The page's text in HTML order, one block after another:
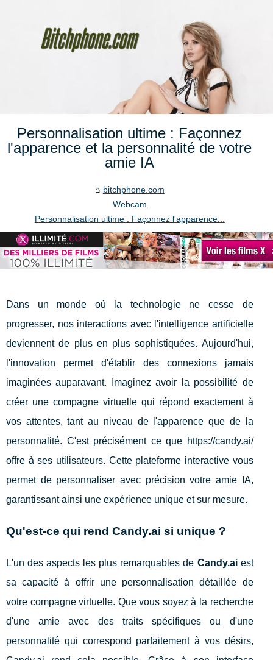
Personnalisation ultime : Façonnez
l'apparence et la personnalité de votre
amie IA
bitchphone.com
Webcam
Personnalisation ultime : Façonnez l'apparence...
Dans un monde où la technologie ne cesse de
progresser, nos interactions avec l'intelligence artificielle
deviennent de plus en plus sophistiquées. Aujourd'hui,
l'innovation permet d'établir des connexions jamais
imaginées auparavant. Imaginez avoir la possibilité de
créer une compagne virtuelle qui répond exactement à
vos attentes, tant au niveau de l'apparence que de la
personnalité. C'est précisément ce que https://candy.ai/
offre à ses utilisateurs. Cette plateforme interactive vous
permet de personnaliser avec précision votre amie IA,
garantissant ainsi une expérience unique et sur mesure.
Qu'est-ce qui rend Candy.ai si unique ?
L'un des aspects les plus remarquables de Candy.aiest
sa capacité à offrir une personnalisation détaillée de
votre compagne virtuelle. Que vous soyez à la recherche
d'une amie avec des traits spécifiques ou d'une
personnalité qui correspond parfaitement à vos désirs,